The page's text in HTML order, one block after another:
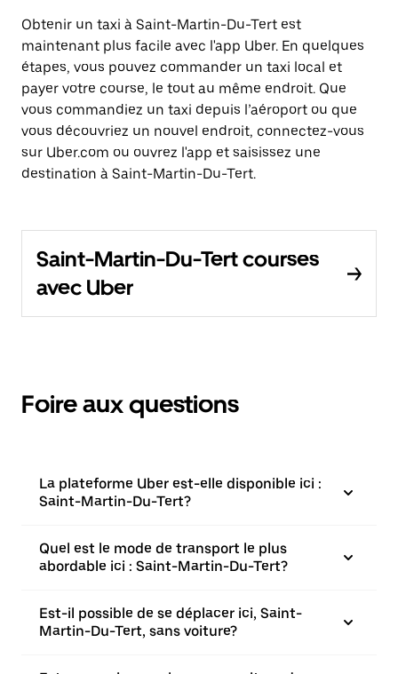
Obtenir un taxi à Saint-Martin-Du-Tert est
maintenant plus facile avec l'app Uber. En quelques
étapes, vous pouvez commander un taxi local et
payer votre course, le tout au même endroit. Que
vous commandiez un taxi depuis l’aéroport ou que
vous découvriez un nouvel endroit, connectez-vous
sur Uber.com ou ouvrez l'app et saisissez une
destination à Saint-Martin-Du-Tert.
Saint-Martin-Du-Tert courses
avec Uber
Foire aux questions
La plateforme Uber est-elle disponible ici :
Saint-Martin-Du-Tert?
Quel est le mode de transport le plus
abordable ici : Saint-Martin-Du-Tert?
Est-il possible de se déplacer ici, Saint-
Martin-Du-Tert, sans voiture?